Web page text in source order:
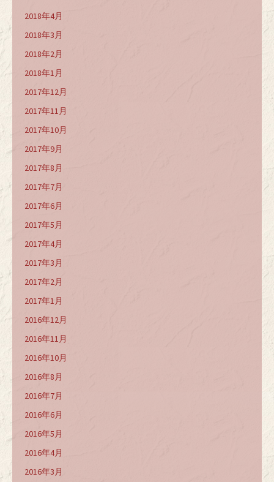
2018年4月
2018年3月
2018年2月
2018年1月
2017年12月
2017年11月
2017年10月
2017年9月
2017年8月
2017年7月
2017年6月
2017年5月
2017年4月
2017年3月
2017年2月
2017年1月
2016年12月
2016年11月
2016年10月
2016年8月
2016年7月
2016年6月
2016年5月
2016年4月
2016年3月